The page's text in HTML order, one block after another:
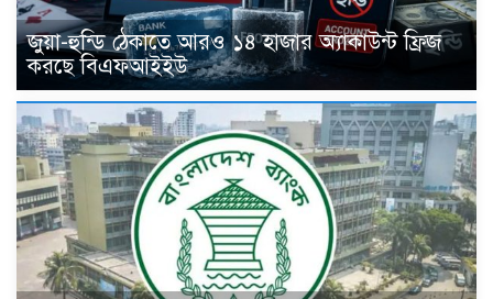
জুয়া-হুন্ডি ঠেকাতে আরও ১৪ হাজার অ্যাকাউন্ট ফ্রিজ
করছে বিএফআইইউ